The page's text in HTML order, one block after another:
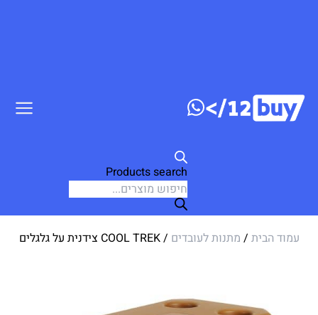
Products search
עמוד הבית/מתנות לעובדים/ COOL TREK צידנית על גלגלים